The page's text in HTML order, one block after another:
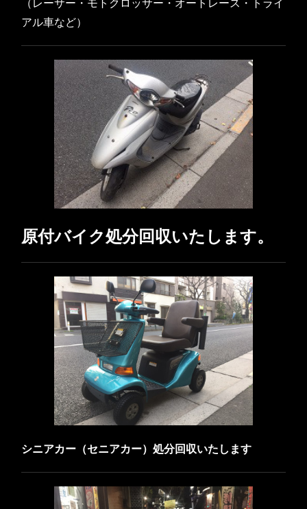
アル車など）
原付バイク処分回収いたします。
シニアカー（セニアカー）処分回収いたします